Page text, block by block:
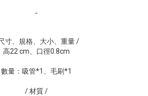
-
寸、規格、大小、重量 /
高22 cm、口徑0.8cm
數量：吸管*1、毛刷*1
/ 材質 /